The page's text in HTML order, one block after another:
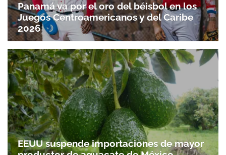
Panamá va por el oro del béisbol en los
Juegos Centroamericanos y del Caribe
2026
EEUU suspende importaciones de mayor